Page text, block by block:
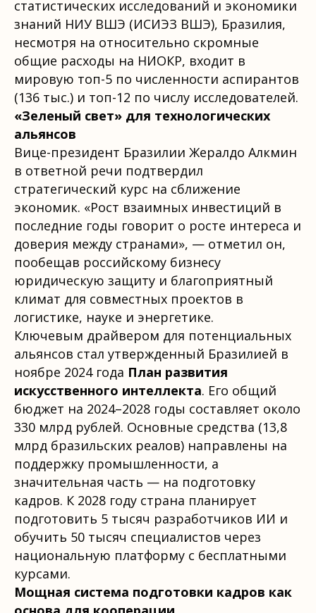
статистических исследований и экономики
знаний НИУ ВШЭ (ИСИЭЗ ВШЭ), Бразилия,
несмотря на относительно скромные
общие расходы на НИОКР, входит в
мировую топ-5 по численности аспирантов
(136 тыс.) и топ-12 по числу исследователей.
«Зеленый свет» для технологических
альянсов
Вице-президент Бразилии Жералдо Алкмин
в ответной речи подтвердил
стратегический курс на сближение
экономик. «Рост взаимных инвестиций в
последние годы говорит о росте интереса и
доверия между странами», — отметил он,
пообещав российскому бизнесу
юридическую защиту и благоприятный
климат для совместных проектов в
логистике, науке и энергетике.
Ключевым драйвером для потенциальных
альянсов стал утвержденный Бразилией в
ноябре 2024 года План развития
искусственного интеллекта. Его общий
бюджет на 2024–2028 годы составляет около
330 млрд рублей. Основные средства (13,8
млрд бразильских реалов) направлены на
поддержку промышленности, а
значительная часть — на подготовку
кадров. К 2028 году страна планирует
подготовить 5 тысяч разработчиков ИИ и
обучить 50 тысяч специалистов через
национальную платформу с бесплатными
курсами.
Мощная система подготовки кадров как